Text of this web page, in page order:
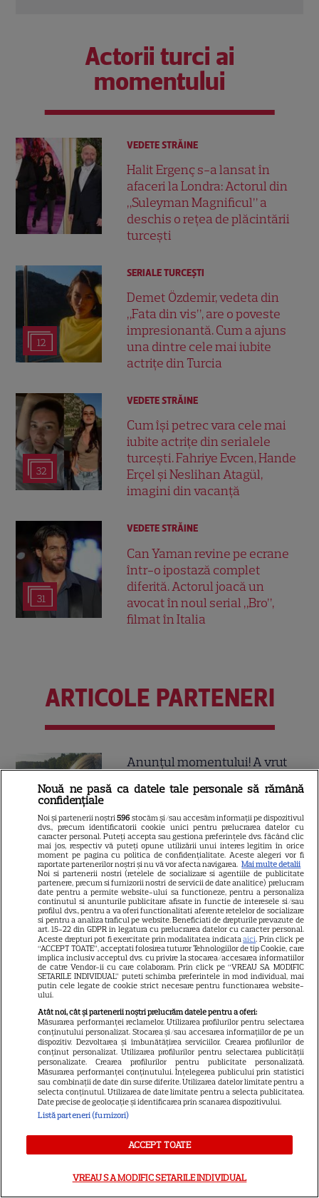
Actorii turci ai
momentului
VEDETE STRĂINE
Halit Ergenç s-a lansat în
afaceri la Londra: Actorul din
„Suleyman Magnificul” a
deschis o rețea de plăcintării
turcești
12
SERIALE TURCEŞTI
Demet Özdemir, vedeta din
„Fata din vis”, are o poveste
impresionantă. Cum a ajuns
una dintre cele mai iubite
actrițe din Turcia
32
VEDETE STRĂINE
Cum își petrec vara cele mai
iubite actrițe din serialele
turcești. Fahriye Evcen, Hande
Erçel și Neslihan Atagül,
imagini din vacanță
31
VEDETE STRĂINE
Can Yaman revine pe ecrane
într-o ipostază complet
diferită. Actorul joacă un
avocat în noul serial „Bro”,
filmat în Italia
ARTICOLE PARTENERI
Anunțul momentului! A vrut
să se știe de la ea! Elena Udrea
și Adrian Alexandrov, după 10
ani de relație și un copil rupt
din soare au...
Doliu la TV! Anunțul tragic al
dimineții a venit acum și
frânge inimi! A murit subit
prezentatoarea TV care ani de
zile ne-a adus știri de pe
Litoral
Divorțul care zguduie
showbizul! E oficial! Și-au spus
adio în cel mai mare secret,
după aproape 20 de ani de
mariaj! S-a ales praful de
cuplul de aur din industria de
entertaining
Așa arată azi fosta vedetă sexy
din România! A dat aparițiile
Nouă ne pasă ca datele tale personale să rămână
confidențiale
Noi și partenerii noștri596 stocăm și/sau accesăm informații pe dispozitivul
dvs., precum identificatorii cookie unici pentru prelucrarea datelor cu
caracter personal. Puteți accepta sau gestiona preferințele dvs. făcând clic
mai jos, respectiv vă puteți opune utilizării unui interes legitim în orice
moment pe pagina cu politica de confidențialitate. Aceste alegeri vor fi
raportate partenerilor noștri și nu vă vor afecta navigarea. Mai multe detalii
Noi si partenerii nostri (retelele de socializare si agentiile de publicitate
partenere, precum si furnizorii nostri de servicii de date analitice) prelucram
date pentru a permite website-ului sa functioneze, pentru a personaliza
continutul si anunturile publicitare afisate in functie de interesele si/sau
profilul dvs., pentru a va oferi functionalitati aferente retelelor de socializare
si pentru a analiza traficul pe website. Beneficiati de drepturile prevazute de
art. 15-22 din GDPR in legatura cu prelucrarea datelor cu caracter personal.
Aceste drepturi pot fi exercitate prin modalitatea indicataaici. Prin click pe
“ACCEPT TOATE”, acceptati folosirea tuturor Tehnologiilor de tip Cookie, care
implica inclusiv acceptul dvs. cu privire la stocarea/accesarea informatiilor
de catre Vendor-ii cu care colaboram. Prin click pe “VREAU SA MODIFIC
SETARILE INDIVIDUAL” puteti schimba preferintele in mod individual, mai
putin cele legate de cookie strict necesare pentru functionarea website-
ului.
Atât noi, cât și partenerii noștri prelucrăm datele pentru a oferi:
Măsurarea performanței reclamelor. Utilizarea profilurilor pentru selectarea
conținutului personalizat. Stocarea și/sau accesarea informațiilor de pe un
dispozitiv. Dezvoltarea și îmbunătățirea serviciilor. Crearea profilurilor de
conținut personalizat. Utilizarea profilurilor pentru selectarea publicității
personalizate. Crearea profilurilor pentru publicitate personalizată.
Măsurarea performanței conținutului. Înțelegerea publicului prin statistici
sau combinații de date din surse diferite. Utilizarea datelor limitate pentru a
selecta conținutul. Utilizarea de date limitate pentru a selecta publicitatea.
Date precise de geolocație și identificarea prin scanarea dispozitivului.
Listă parteneri (furnizori)
ACCEPT TOATE
VREAU SA MODIFIC SETARILE INDIVIDUAL